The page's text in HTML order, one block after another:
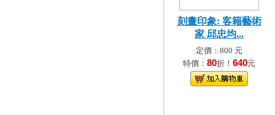
刻畫印象: 客籍藝術
家 邱忠均...
定價：800 元
特價： 80折！ 640元